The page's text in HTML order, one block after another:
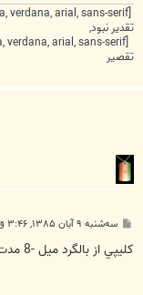
تقدیر نبود,
تقصیر
پ
ت
سه‌شنبه ۹ آبان ۱۳۸۵, ۳:۴۶ ق.ظ
كليپي از بالگرد ميل -8 مدت 00:21